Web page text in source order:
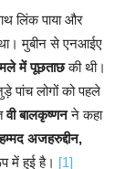
लिंक पाया और
मुबीन से एनआईए
में पूछताछकी थी।
पांच लोगों को पहले
वी बालकृष्णनने कहा
अजहरुद्दीन,
में हुई है। [1]